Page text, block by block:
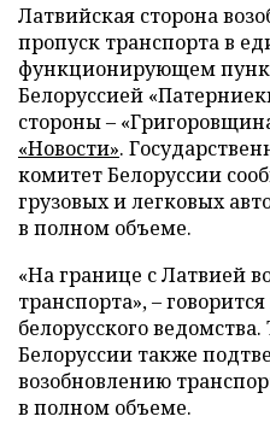
Латвийская сторона
пропуск транспорта в
функционирующем
Белоруссией
стороны –
«Новости».
комитет Белоруссии
грузовых и легковых
в полном объеме.
«На границе с Латвией
транспорта», –
белорусского
Белоруссии также
возобновлению
в полном объеме.